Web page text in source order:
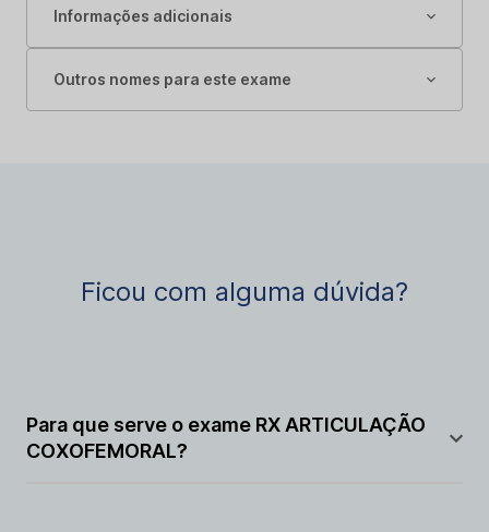
Informações adicionais
Outros nomes para este exame
Ficou com alguma dúvida?
Para que serve o exame RX ARTICULAÇÃO
COXOFEMORAL?